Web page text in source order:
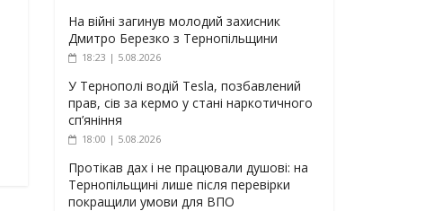
На війні загинув молодий захисник
Дмитро Березко з Тернопільщини
18:23 | 5.08.2026
У Тернополі водій Tesla, позбавлений
прав, сів за кермо у стані наркотичного
сп’яніння
18:00 | 5.08.2026
Протікав дах і не працювали душові: на
Тернопільщині лише після перевірки
покращили умови для ВПО